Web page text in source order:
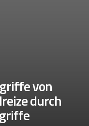
von
durch